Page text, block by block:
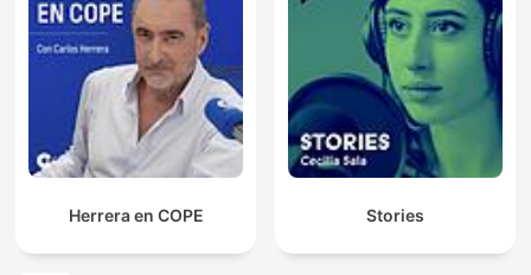
Herrera en COPE Stories